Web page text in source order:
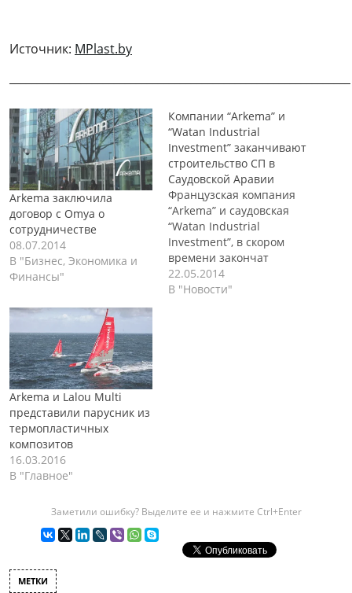
Источник: MPlast.by
Arkema заключила
договор с Omya о
сотрудничестве
08.07.2014
В "Бизнес, Экономика и
Финансы"
Компании “Arkema” и
“Watan Industrial
Investment” заканчивают
строительство СП в
Саудовской Аравии
Французская компания
“Arkema” и саудовская
“Watan Industrial
Investment”, в скором
времени закончат
строительство своего
совместного
предприятия, связано с
продукцию данного вида
на…
22.05.2014
В "Новости"
Arkema и Lalou Multi
представили парусник из
термопластичных
композитов
16.03.2016
В "Главное"
Заметили ошибку? Выделите ее и нажмите Ctrl+Enter
МЕТКИ